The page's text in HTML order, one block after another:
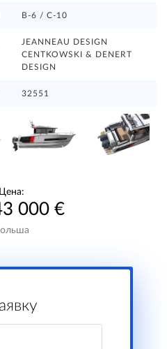
B-6 / C-10
JEANNEAU DESIGN
CENTKOWSKI & DENERT
DESIGN
32551
Цена:
000 €